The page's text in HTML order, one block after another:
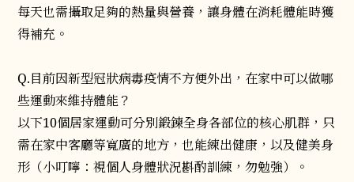
每天也需攝取足夠的熱量與營養，讓身體在消耗體能時獲
得補充。
Q.目前因新型冠狀病毒疫情不方便外出，在家中可以做哪
些運動來維持體能？
以下10個居家運動可分別鍛鍊全身各部位的核心肌群，只
需在家中客廳等寬廣的地方，也能練出健康，以及健美身
形（小叮嚀：視個人身體狀況斟酌訓練，勿勉強）。